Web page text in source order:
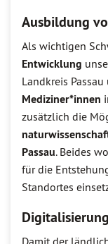
Ausbildung
Als wichtigen
Entwicklung
Landkreis
Mediziner*innen
zusätzlich die
Passau. Beides
für die
Standortes
Damit der